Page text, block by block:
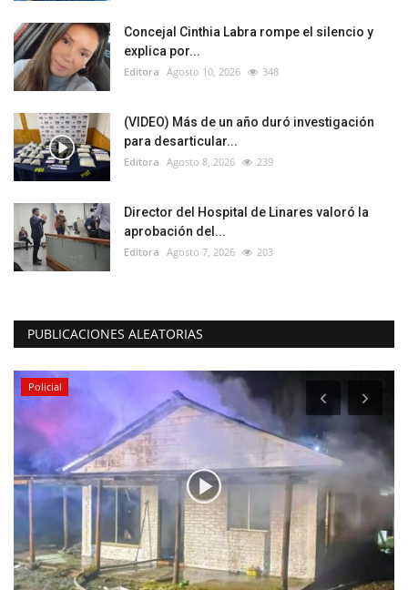
Concejal Cinthia Labra rompe el silencio y
explica por...
Editora Agosto 10, 2026 348
(VIDEO) Más de un año duró investigación
para desarticular...
Editora Agosto 8, 2026 239
Director del Hospital de Linares valoró la
aprobación del...
Editora Agosto 7, 2026 203
PUBLICACIONES ALEATORIAS
Policial